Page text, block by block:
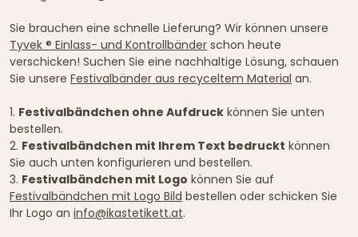
Sie brauchen eine schnelle Lieferung? Wir können unsere
Tyvek ® Einlass- und Kontrollbänder schon heute
verschicken! Suchen Sie eine nachhaltige Lösung, schauen
Sie unsere Festivalbänder aus recyceltem Material an.
1. Festivalbändchen ohne Aufdruck können Sie unten
bestellen.
2. Festivalbändchen mit Ihrem Text bedruckt können
Sie auch unten konfigurieren und bestellen.
3. Festivalbändchen mit Logo können Sie auf
Festivalbändchen mit Logo Bild bestellen oder schicken Sie
Ihr Logo an info@ikastetikett.at.